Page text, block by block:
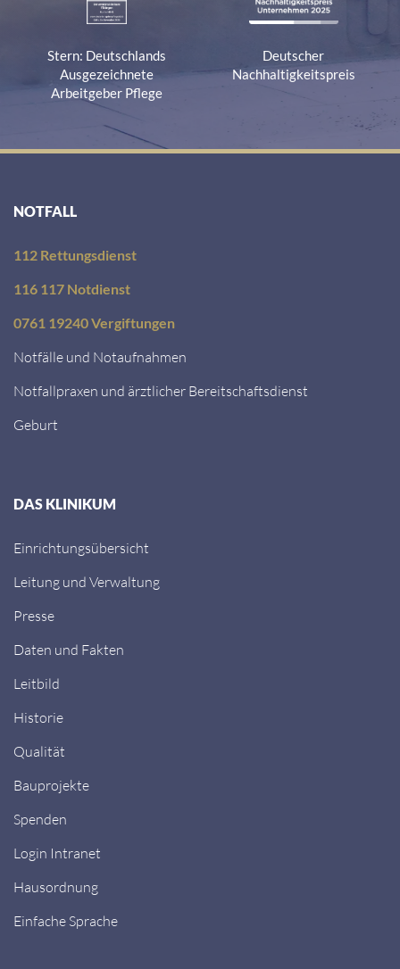
Stern: Deutschlands
Ausgezeichnete
Arbeitgeber Pflege
Deutscher
Nachhaltigkeitspreis
NOTFALL
112 Rettungsdienst
116 117 Notdienst
0761 19240 Vergiftungen
Notfälle und Notaufnahmen
Notfallpraxen und ärztlicher Bereitschaftsdienst
Geburt
DAS KLINIKUM
Einrichtungsübersicht
Leitung und Verwaltung
Presse
Daten und Fakten
Leitbild
Historie
Qualität
Bauprojekte
Spenden
Login Intranet
Hausordnung
Einfache Sprache